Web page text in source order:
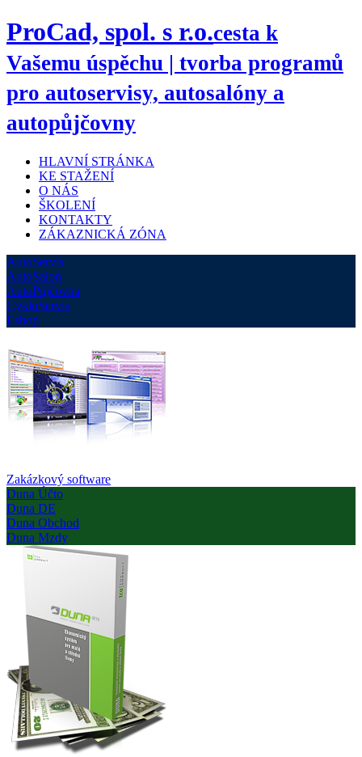
ProCad, spol. s r.o.cesta k
Vašemu úspěchu | tvorba programů
pro autoservisy, autosalóny a
autopůjčovny
HLAVNÍ STRÁNKA
KE STAŽENÍ
O NÁS
ŠKOLENÍ
KONTAKTY
ZÁKAZNICKÁ ZÓNA
AutoServis
AutoSalon
AutoPůjčovna
CykloServis
Eshop
Zakázkový software
Duna Účto
Duna DE
Duna Obchod
Duna Mzdy